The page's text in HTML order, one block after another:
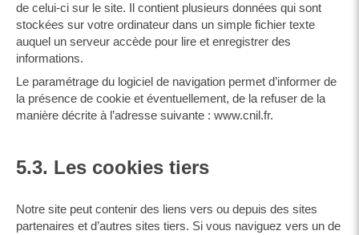
de celui-ci sur le site. Il contient plusieurs données qui sont
stockées sur votre ordinateur dans un simple fichier texte
auquel un serveur accède pour lire et enregistrer des
informations.
Le paramétrage du logiciel de navigation permet d’informer de
la présence de cookie et éventuellement, de la refuser de la
manière décrite à l’adresse suivante : www.cnil.fr.
5.3. Les cookies tiers
Notre site peut contenir des liens vers ou depuis des sites
partenaires et d’autres sites tiers. Si vous naviguez vers un de